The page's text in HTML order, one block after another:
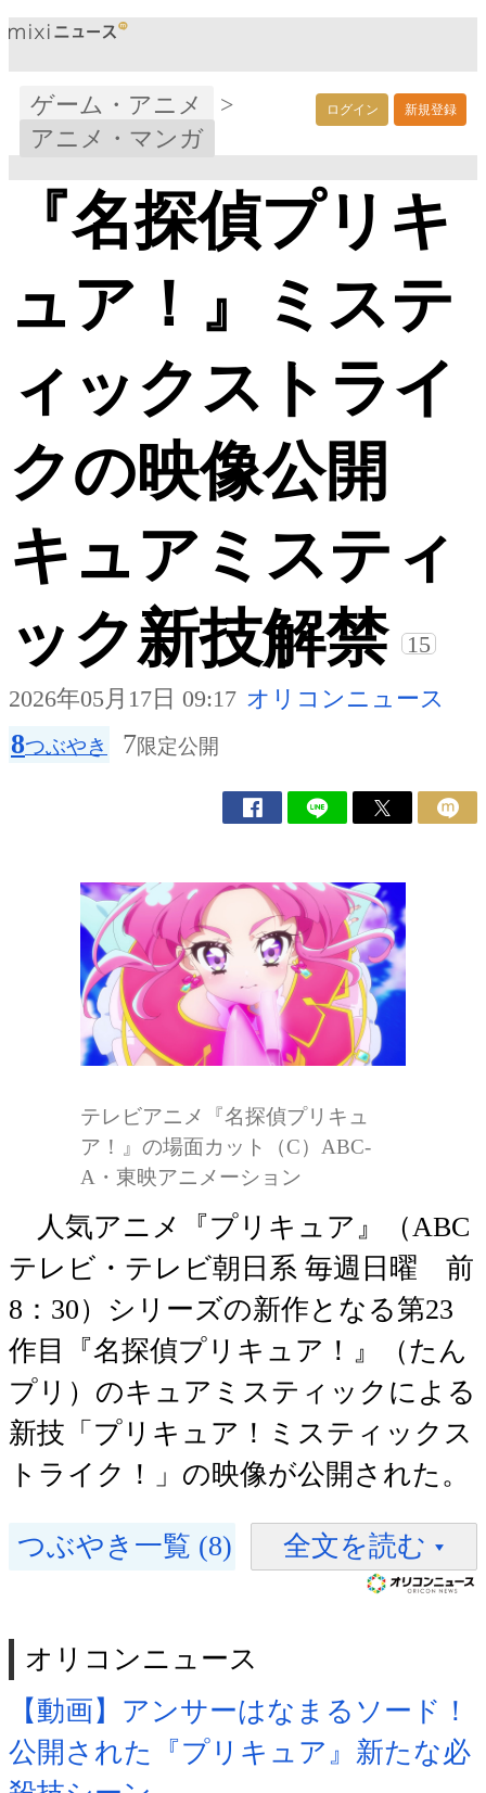
ログイン 新規登録
ゲーム・アニメ
>
アニメ・マンガ
『名探偵プリキ
ュア！』ミステ
ィックストライ
クの映像公開
キュアミスティ
ック新技解禁
15
2026年05月17日 09:17 オリコンニュース
8つぶやき 7限定公開
テレビアニメ『名探偵プリキュ
ア！』の場面カット（C）ABC-
A・東映アニメーション
人気アニメ『プリキュア』（ABC
テレビ・テレビ朝日系 毎週日曜 前
8：30）シリーズの新作となる第23
作目『名探偵プリキュア！』（たん
プリ）のキュアミスティックによる
新技「プリキュア！ミスティックス
トライク！」の映像が公開された。
つぶやき一覧 (8) 全文を読む
オリコンニュース
【動画】アンサーはなまるソード！
公開された『プリキュア』新たな必